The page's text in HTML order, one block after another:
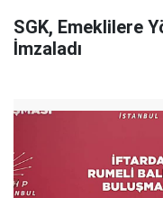
SGK, Emeklilere
İmzaladı